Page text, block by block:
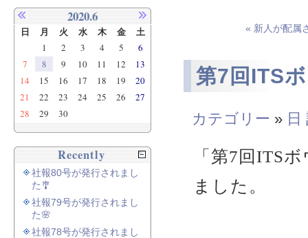
« 新人が配属
第7回ITS
カテゴリー » 日
「第7回ITS
ました。
2020.6
日 月 火 水 木 金 土
1 2 3 4 5
6
7
8 9 10 11 12
13
14
15 16 17 18 19
20
21
22 23 24 25 26
27
28
29 30
Recently
社報80号が発行されまし
た🎐
社報79号が発行されまし
た🌸
社報78号が発行されまし